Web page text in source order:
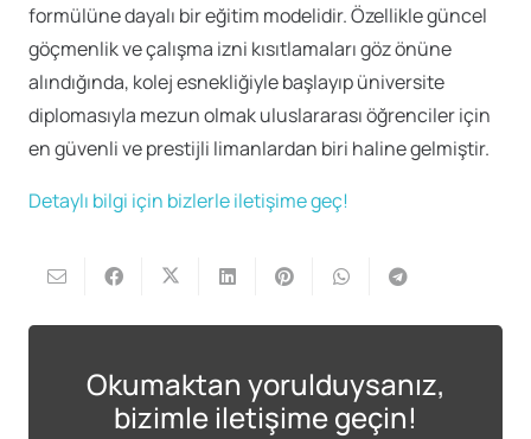
formülüne dayalı bir eğitim modelidir. Özellikle güncel
göçmenlik ve çalışma izni kısıtlamaları göz önüne
alındığında, kolej esnekliğiyle başlayıp üniversite
diplomasıyla mezun olmak uluslararası öğrenciler için
en güvenli ve prestijli limanlardan biri haline gelmiştir.
Detaylı bilgi için bizlerle iletişime geç!
Okumaktan yorulduysanız,
bizimle iletişime geçin!